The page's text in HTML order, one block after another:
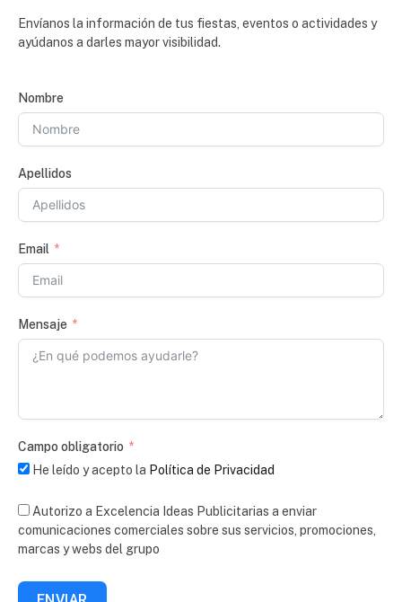
Envíanos la información de tus fiestas, eventos o actividades y
ayúdanos a darles mayor visibilidad.
Nombre
Apellidos
Email
Mensaje
Campo obligatorio
He leído y acepto la Política de Privacidad
Autorizo a Excelencia Ideas Publicitarias a enviar
comunicaciones comerciales sobre sus servicios, promociones,
marcas y webs del grupo